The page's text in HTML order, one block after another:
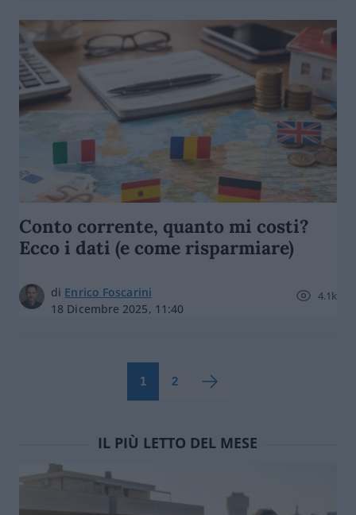
Conto corrente, quanto mi costi?
Ecco i dati (e come risparmiare)
di Enrico Foscarini
18 Dicembre 2025, 11:40
4.1k
1 2
IL PIÙ LETTO DEL MESE